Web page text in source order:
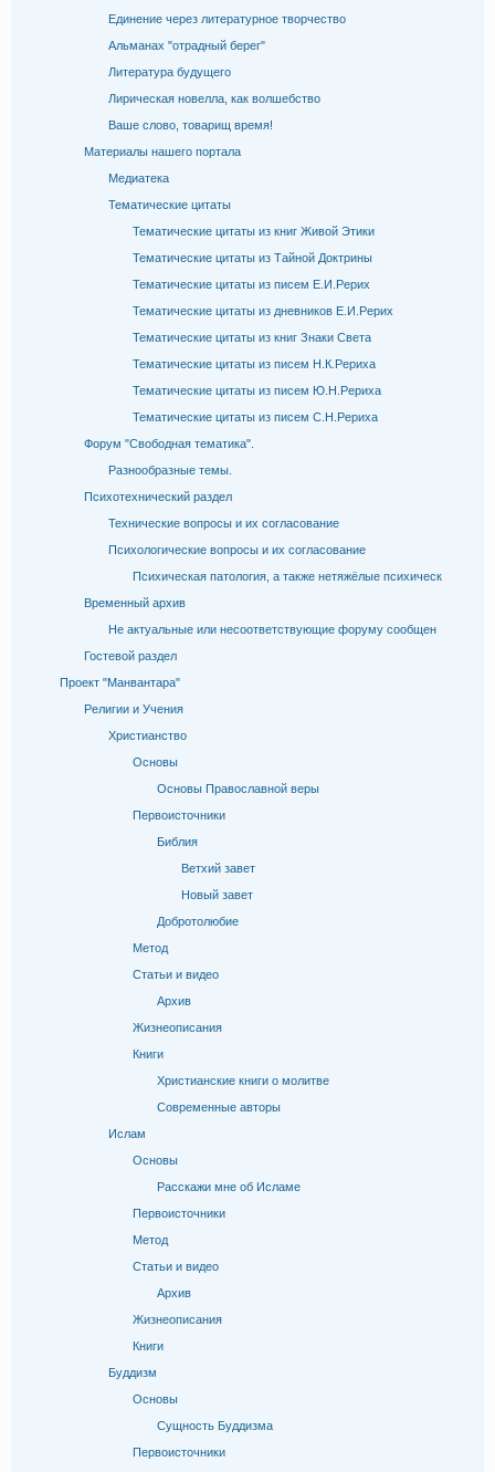
Единение через литературное творчество
Альманах "отрадный берег"
Литература будущего
Лирическая новелла, как волшебство
Ваше слово, товарищ время!
Материалы нашего портала
Медиатека
Тематические цитаты
Тематические цитаты из книг Живой Этики
Тематические цитаты из Тайной Доктрины
Тематические цитаты из писем Е.И.Рерих
Тематические цитаты из дневников Е.И.Рерих
Тематические цитаты из книг Знаки Света
Тематические цитаты из писем Н.К.Рериха
Тематические цитаты из писем Ю.Н.Рериха
Тематические цитаты из писем С.Н.Рериха
Форум "Свободная тематика".
Разнообразные темы.
Психотехнический раздел
Технические вопросы и их согласование
Психологические вопросы и их согласование
Психическая патология, а также нетяжёлые психическ
Временный архив
Не актуальные или несоответствующие форуму сообщен
Гостевой раздел
Проект "Манвантара"
Религии и Учения
Христианство
Основы
Основы Православной веры
Первоисточники
Библия
Ветхий завет
Новый завет
Добротолюбие
Метод
Статьи и видео
Архив
Жизнеописания
Книги
Христианские книги о молитве
Современные авторы
Ислам
Основы
Расскажи мне об Исламе
Первоисточники
Метод
Статьи и видео
Архив
Жизнеописания
Книги
Буддизм
Основы
Сущность Буддизма
Первоисточники